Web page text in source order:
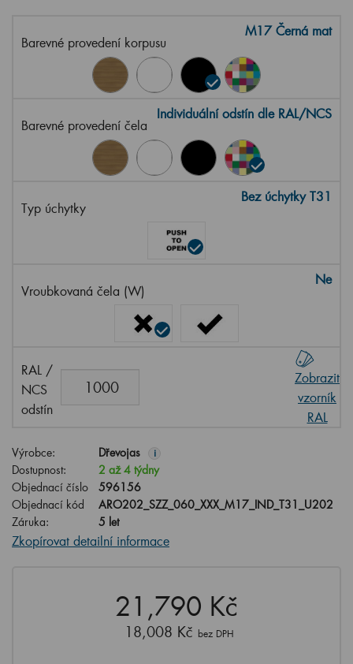
Barevné provedení korpusu
M17 Černá mat
Barevné provedení čela
Individuální odstín dle RAL/NCS
Typ úchytky
Bez úchytky T31
Vroubkovaná čela (W)
Ne
RAL /
NCS
odstín
Zobrazit
vzorník
RAL
Výrobce: Dřevojas i
Dostupnost:
2 až 4 týdny
Objednací číslo
596156
Objednací kód
ARO202_SZZ_060_XXX_M17_IND_T31_U202
Záruka:
5 let
Zkopírovat detailní informace
21,790 Kč
18,008 Kč bez DPH